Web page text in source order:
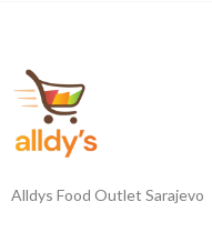
Alldys Food Outlet Sarajevo